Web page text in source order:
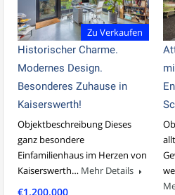
Zu Verkaufen
Historischer Charme.
Modernes Design.
Besonderes Zuhause in
Kaiserswerth!
Objektbeschreibung Dieses
ganz besondere
Einfamilienhaus im Herzen von
Kaiserswerth… Mehr Details
€1.200.000